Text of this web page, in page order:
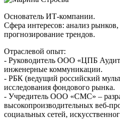
Основатель ИТ-компании.
Сфера интересов: анализ
прогнозирование трендов.
Отраслевой опыт:
- Руководитель ООО «ЦПБ
инженерные коммуникации.
- РБК (ведущий российский
исследования фондового рынка.
- Учредитель ООО «СМС» –
высокопроизводительных веб-
социальных сетей,